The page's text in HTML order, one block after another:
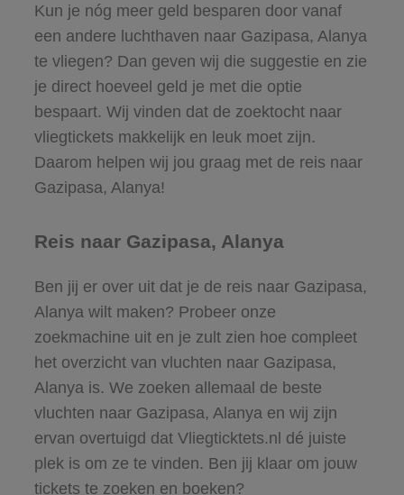
Kun je nóg meer geld besparen door vanaf
een andere luchthaven naar Gazipasa, Alanya
te vliegen? Dan geven wij die suggestie en zie
je direct hoeveel geld je met die optie
bespaart. Wij vinden dat de zoektocht naar
vliegtickets makkelijk en leuk moet zijn.
Daarom helpen wij jou graag met de reis naar
Gazipasa, Alanya!
Reis naar Gazipasa, Alanya
Ben jij er over uit dat je de reis naar Gazipasa,
Alanya wilt maken? Probeer onze
zoekmachine uit en je zult zien hoe compleet
het overzicht van vluchten naar Gazipasa,
Alanya is. We zoeken allemaal de beste
vluchten naar Gazipasa, Alanya en wij zijn
ervan overtuigd dat Vliegticktets.nl dé juiste
plek is om ze te vinden. Ben jij klaar om jouw
tickets te zoeken en boeken?